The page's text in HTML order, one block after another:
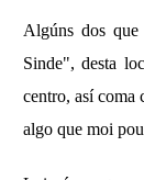
Algúns dos que
Sinde", desta
centro, así coma
algo que moi